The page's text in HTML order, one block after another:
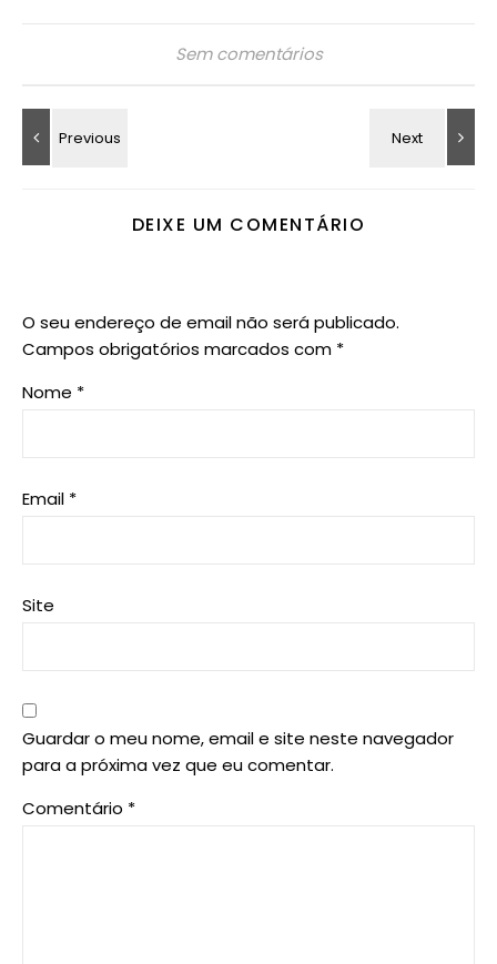
Sem comentários
DEIXE UM COMENTÁRIO
O seu endereço de email não será publicado.
Campos obrigatórios marcados com *
Nome *
Email *
Site
Guardar o meu nome, email e site neste navegador
para a próxima vez que eu comentar.
Comentário *